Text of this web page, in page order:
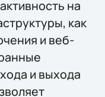
на
как
и веб-
и выхода